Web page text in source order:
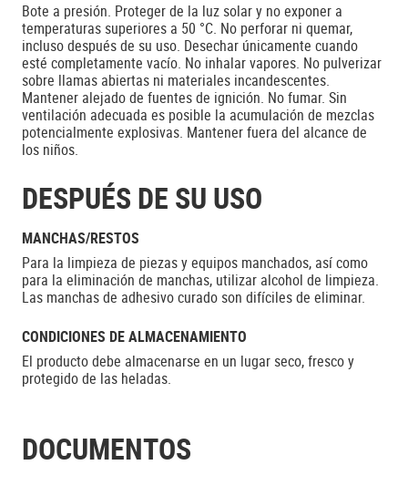
Bote a presión. Proteger de la luz solar y no exponer a
temperaturas superiores a 50 °C. No perforar ni quemar,
incluso después de su uso. Desechar únicamente cuando
esté completamente vacío. No inhalar vapores. No pulverizar
sobre llamas abiertas ni materiales incandescentes.
Mantener alejado de fuentes de ignición. No fumar. Sin
ventilación adecuada es posible la acumulación de mezclas
potencialmente explosivas. Mantener fuera del alcance de
los niños.
DESPUÉS DE SU USO
MANCHAS/RESTOS
Para la limpieza de piezas y equipos manchados, así como
para la eliminación de manchas, utilizar alcohol de limpieza.
Las manchas de adhesivo curado son difíciles de eliminar.
CONDICIONES DE ALMACENAMIENTO
El producto debe almacenarse en un lugar seco, fresco y
protegido de las heladas.
DOCUMENTOS